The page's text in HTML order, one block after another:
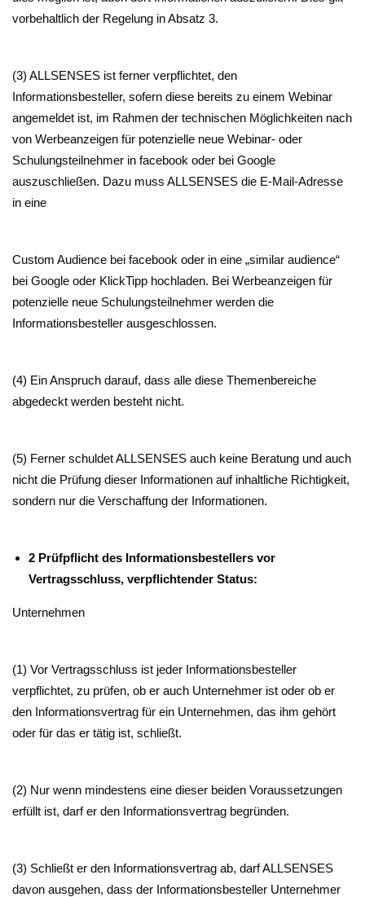
vorbehaltlich der Regelung in Absatz 3.
(3) ALLSENSES ist ferner verpflichtet, den
Informationsbesteller, sofern diese bereits zu einem Webinar
angemeldet ist, im Rahmen der technischen Möglichkeiten nach
von Werbeanzeigen für potenzielle neue Webinar- oder
Schulungsteilnehmer in facebook oder bei Google
auszuschließen. Dazu muss ALLSENSES die E-Mail-Adresse
in eine
Custom Audience bei facebook oder in eine „similar audience“
bei Google oder KlickTipp hochladen. Bei Werbeanzeigen für
potenzielle neue Schulungsteilnehmer werden die
Informationsbesteller ausgeschlossen.
(4) Ein Anspruch darauf, dass alle diese Themenbereiche
abgedeckt werden besteht nicht.
(5) Ferner schuldet ALLSENSES auch keine Beratung und auch
nicht die Prüfung dieser Informationen auf inhaltliche Richtigkeit,
sondern nur die Verschaffung der Informationen.
2 Prüfpflicht des Informationsbestellers vor
Vertragsschluss, verpflichtender Status:
Unternehmen
(1) Vor Vertragsschluss ist jeder Informationsbesteller
verpflichtet, zu prüfen, ob er auch Unternehmer ist oder ob er
den Informationsvertrag für ein Unternehmen, das ihm gehört
oder für das er tätig ist, schließt.
(2) Nur wenn mindestens eine dieser beiden Voraussetzungen
erfüllt ist, darf er den Informationsvertrag begründen.
(3) Schließt er den Informationsvertrag ab, darf ALLSENSES
davon ausgehen, dass der Informationsbesteller Unternehmer